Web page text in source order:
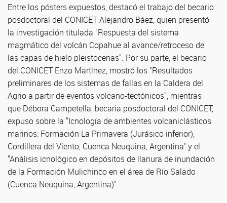
Entre los pósters expuestos, destacó el trabajo del becario
posdoctoral del CONICET Alejandro Báez, quien presentó
la investigación titulada "Respuesta del sistema
magmático del volcán Copahue al avance/retroceso de
las capas de hielo pleistocenas". Por su parte, el becario
del CONICET Enzo Martínez, mostró los "Resultados
preliminares de los sistemas de fallas en la Caldera del
Agrio a partir de eventos volcano-tectónicos", mientras
que Débora Campetella, becaria posdoctoral del CONICET,
expuso sobre la "Icnología de ambientes volcaniclásticos
marinos: Formación La Primavera (Jurásico inferior),
Cordillera del Viento, Cuenca Neuquina, Argentina" y el
"Análisis icnológico en depósitos de llanura de inundación
de la Formación Mulichinco en el área de Río Salado
(Cuenca Neuquina, Argentina)".